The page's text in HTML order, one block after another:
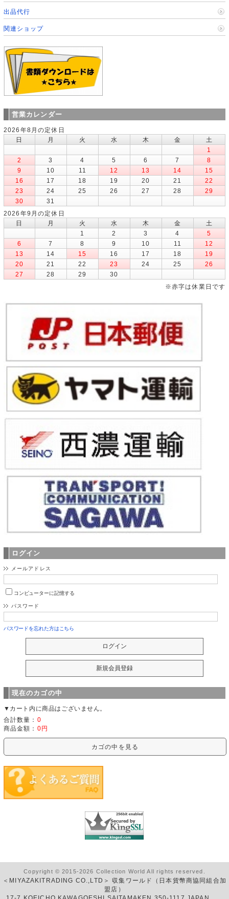
出品代行
関連ショップ
営業カレンダー
2026年8月の定休日
日
月 火 水 木 金
土
1
2
3 4 5 6 7
8
9
10 11 12 13 14
15
16
17 18 19 20 21
22
23
24 25 26 27 28
29
30
31
2026年9月の定休日
日
月 火 水 木 金
土
1
2 3 4
5
6
7 8 9 10 11
12
13
14 15 16 17 18
19
20
21 22 23 24 25
26
27
28 29
30
※赤字は休業日です
ログイン
メールアドレス
コンピューターに記憶する
パスワード
パスワードを忘れた方はこちら
現在のカゴの中
▼カート内に商品はございません。
合計数量： 0
商品金額： 0円
カゴの中を見る
Copyright © 2015-2026 Collection World All rights reserved.
＜MIYAZAKITRADING CO.,LTD＞ 収集ワールド（日本貨幣商協同組合加
盟店）
17-7 KOEICHO KAWAGOESHI SAITAMAKEN 350-1117 JAPAN